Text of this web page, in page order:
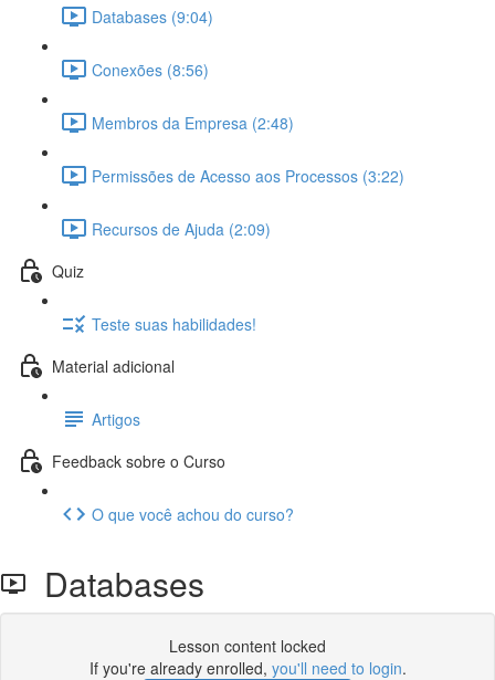
Databases (9:04)
Conexões (8:56)
Membros da Empresa (2:48)
Permissões de Acesso aos Processos (3:22)
Recursos de Ajuda (2:09)
Quiz
Teste suas habilidades!
Material adicional
Artigos
Feedback sobre o Curso
O que você achou do curso?
Databases
Lesson content locked
If you're already enrolled, you'll need to login.